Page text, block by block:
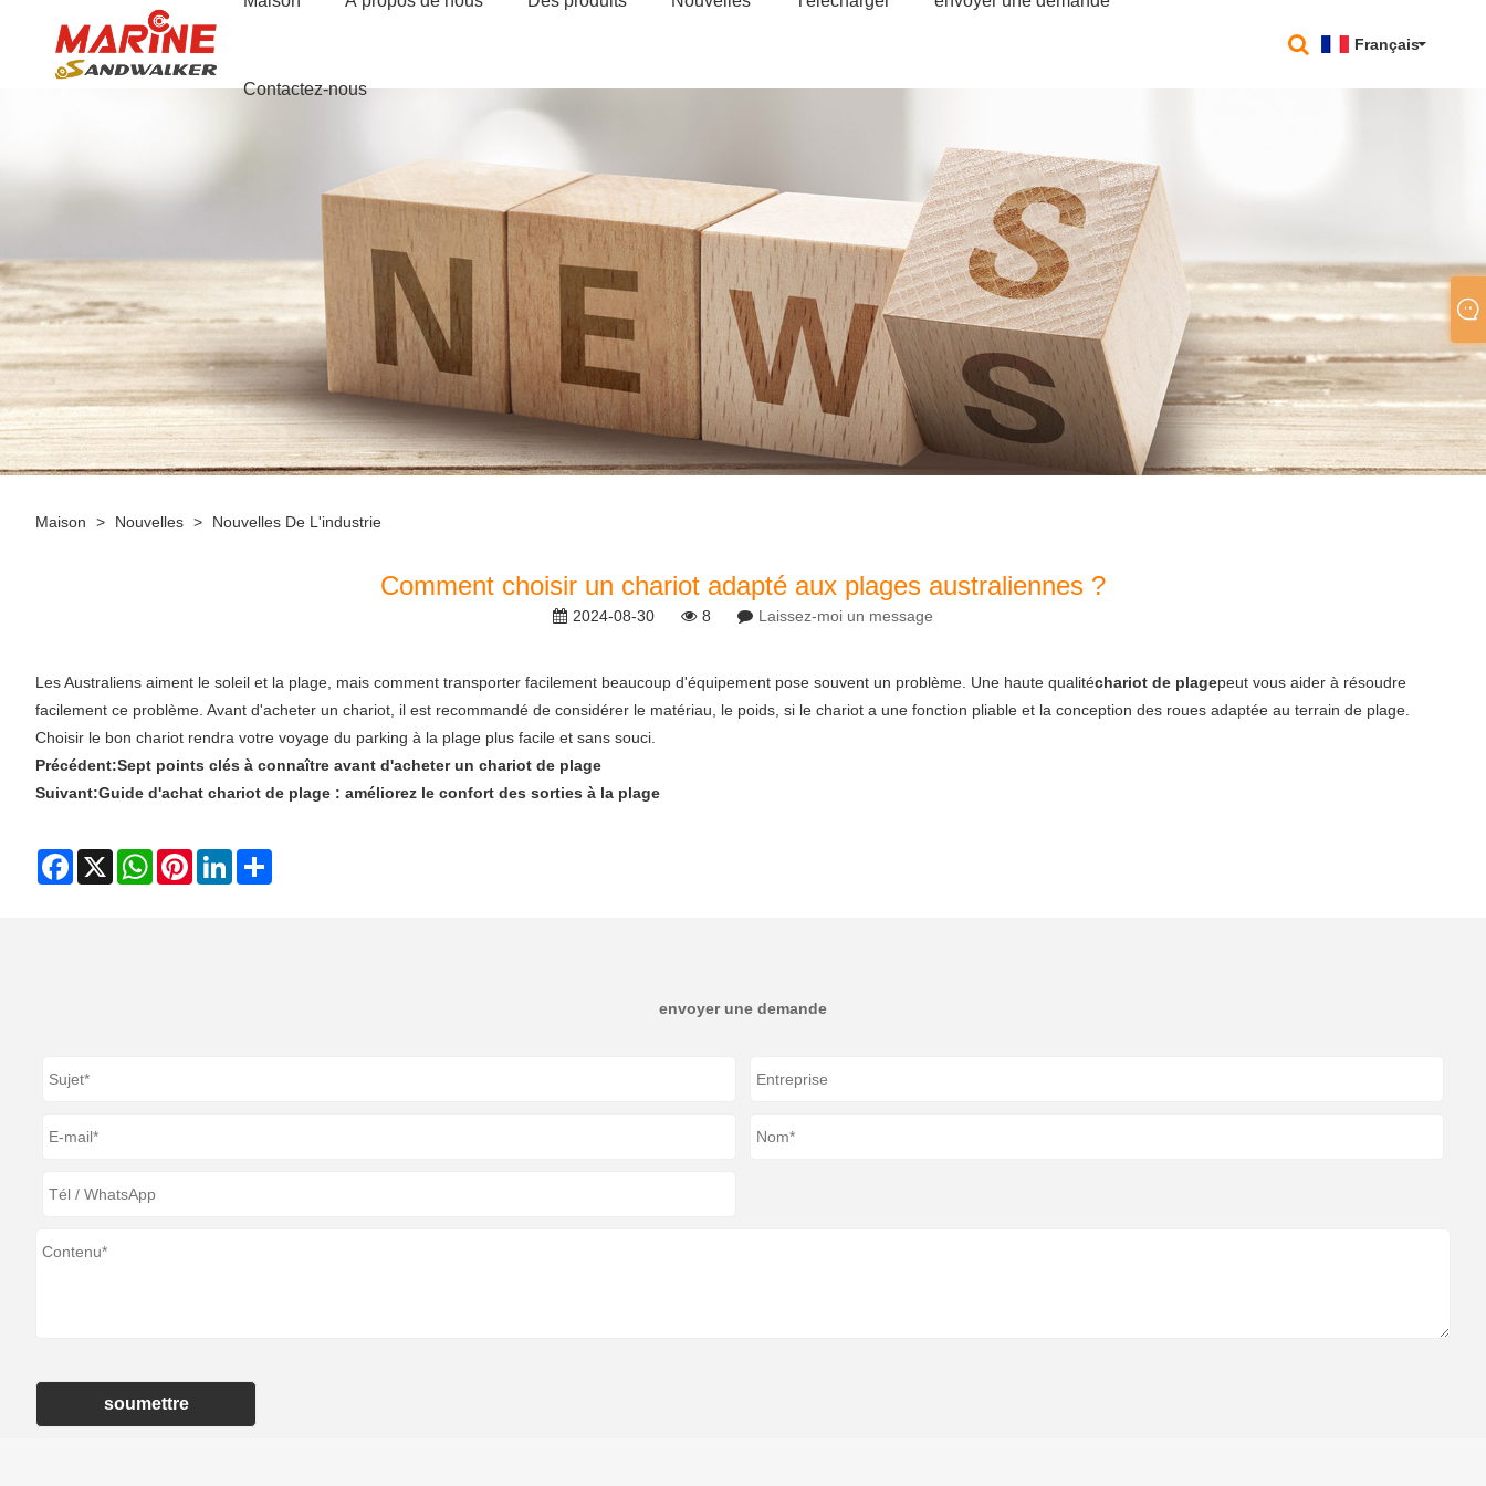
Contactez-nous
Français
Maison > Nouvelles > Nouvelles De L'industrie
Comment choisir un chariot adapté aux plages australiennes ?
2024-08-30 8 Laissez-moi un message
Les Australiens aiment le soleil et la plage, mais comment transporter facilement beaucoup d'équipement pose souvent un problème. Une haute qualitéchariot de plagepeut vous aider à résoudre
facilement ce problème. Avant d'acheter un chariot, il est recommandé de considérer le matériau, le poids, si le chariot a une fonction pliable et la conception des roues adaptée au terrain de plage.
Choisir le bon chariot rendra votre voyage du parking à la plage plus facile et sans souci.
Précédent:Sept points clés à connaître avant d'acheter un chariot de plage
Suivant:Guide d'achat chariot de plage : améliorez le confort des sorties à la plage
Facebook
X WhatsAppPinterestLinkedIn
envoyer une demande
soumettre